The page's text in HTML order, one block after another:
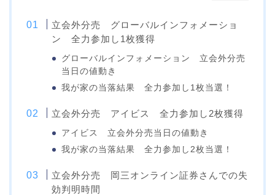
立会外分売 グローバルインフォメーショ
ン 全力参加し1枚獲得
グローバルインフォメーション 立会外分売
当日の値動き
我が家の当落結果 全力参加し1枚当選！
立会外分売 アイビス 全力参加し2枚獲得
アイビス 立会外分売当日の値動き
我が家の当落結果 全力参加し2枚当選！
立会外分売 岡三オンライン証券さんでの失
効判明時間